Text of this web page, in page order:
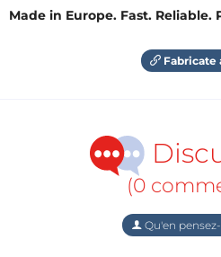
Made in Europe. Fast. Reliable.
Fabricate
(0
Qu'en